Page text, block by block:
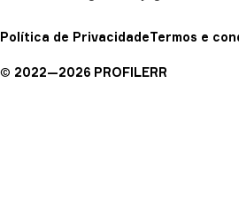
Política de PrivacidadeTermos e
© 2022—2026 PROFILERR